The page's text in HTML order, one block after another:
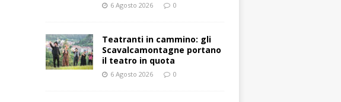
6 Agosto 2026 0
Teatranti in cammino: gli
Scavalcamontagne portano
il teatro in quota
6 Agosto 2026 0